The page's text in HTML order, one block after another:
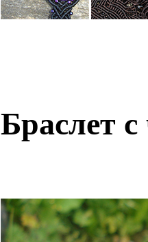
Браслет